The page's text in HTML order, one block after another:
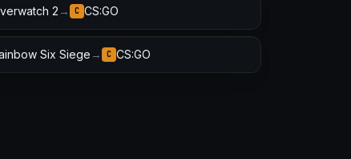
2 → C CS:GO
Six Siege → C CS:GO